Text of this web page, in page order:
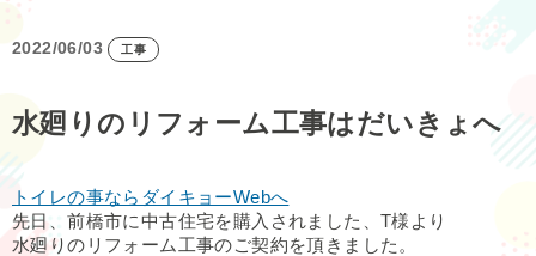
2022/06/03 工事
水廻りのリフォーム工事はだいきょへ
トイレの事ならダイキョーWebへ
先日、前橋市に中古住宅を購入されました、T様より
水廻りのリフォーム工事のご契約を頂きました。